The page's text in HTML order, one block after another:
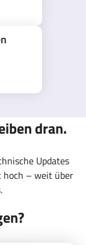
dran.
Updates
hoch – weit über